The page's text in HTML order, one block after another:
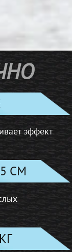
эффект
СМ